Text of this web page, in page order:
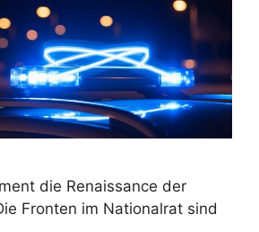
die Renaissance der
Fronten im Nationalrat sind